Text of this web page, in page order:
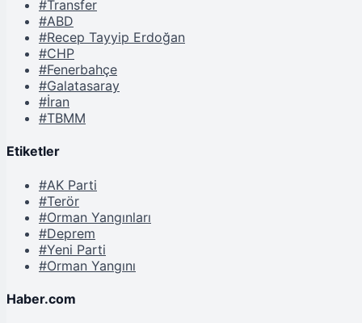
#Transfer
#ABD
#Recep Tayyip Erdoğan
#CHP
#Fenerbahçe
#Galatasaray
#İran
#TBMM
Etiketler
#AK Parti
#Terör
#Orman Yangınları
#Deprem
#Yeni Parti
#Orman Yangını
Haber.com